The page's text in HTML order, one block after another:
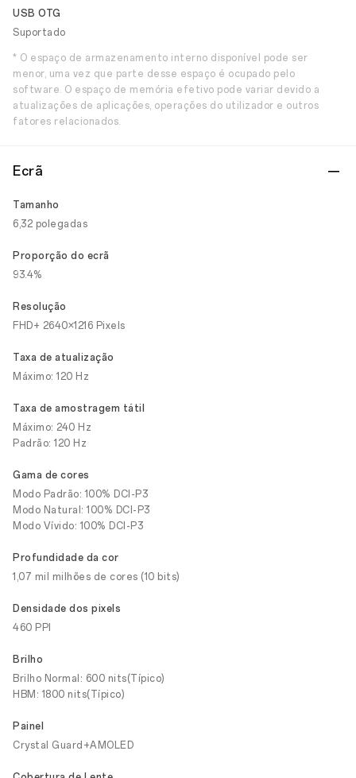
USB OTG
Suportado
* O espaço de armazenamento interno disponível pode ser
menor, uma vez que parte desse espaço é ocupado pelo
software. O espaço de memória efetivo pode variar devido a
atualizações de aplicações, operações do utilizador e outros
fatores relacionados.
Ecrã
Tamanho
6,32 polegadas
Proporção do ecrã
93.4%
Resolução
FHD+ 2640×1216 Pixels
Taxa de atualização
Máximo: 120 Hz
Taxa de amostragem tátil
Máximo: 240 Hz
Padrão: 120 Hz
Gama de cores
Modo Padrão: 100% DCI-P3
Modo Natural: 100% DCI-P3
Modo Vívido: 100% DCI-P3
Profundidade da cor
1,07 mil milhões de cores (10 bits)
Densidade dos pixels
460 PPI
Brilho
Brilho Normal: 600 nits(Típico)
HBM: 1800 nits(Típico)
Painel
Crystal Guard+AMOLED